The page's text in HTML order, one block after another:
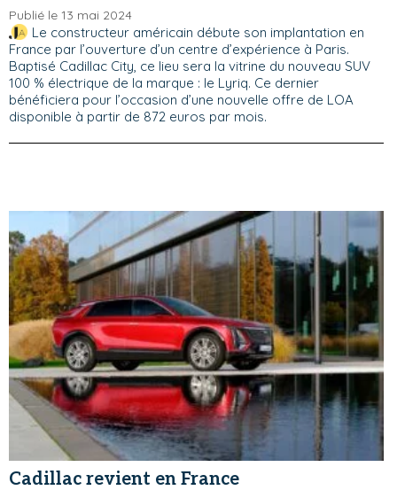
Publié le 13 mai 2024
Le constructeur américain débute son implantation en
France par l’ouverture d’un centre d’expérience à Paris.
Baptisé Cadillac City, ce lieu sera la vitrine du nouveau SUV
100 % électrique de la marque : le Lyriq. Ce dernier
bénéficiera pour l’occasion d’une nouvelle offre de LOA
disponible à partir de 872 euros par mois.
Cadillac revient en France